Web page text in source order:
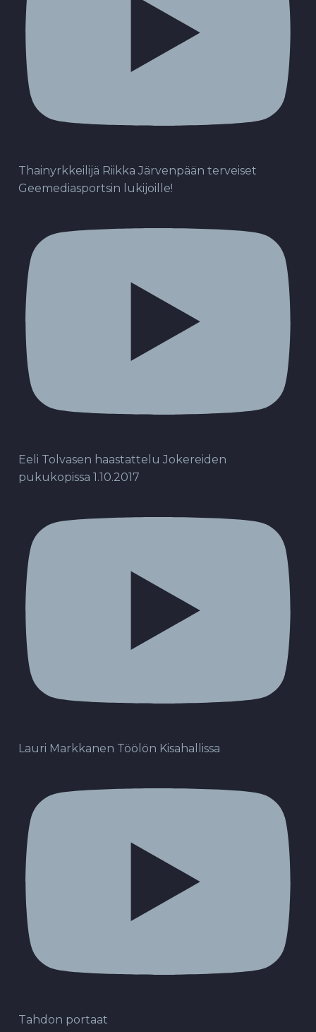
Thainyrkkeilijä Riikka Järvenpään terveiset
Geemediasportsin lukijoille!
Eeli Tolvasen haastattelu Jokereiden
pukukopissa 1.10.2017
Lauri Markkanen Töölön Kisahallissa
Tahdon portaat